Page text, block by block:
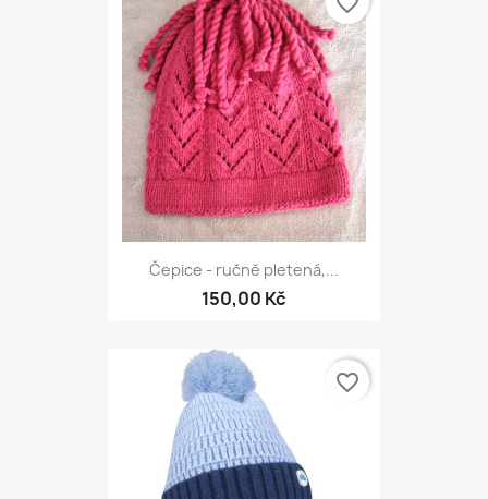
Čepice - ručně pletená,...
150,00 Kč
favorite_border